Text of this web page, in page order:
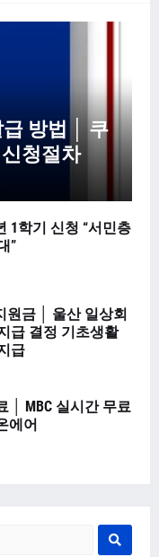
방법 │ 쿠
신청절차
1학기 신청 “서민층
”
원금 │ 울산 일상회
급 결정 기초생활
급
│ MBC 실시간 무료
에어